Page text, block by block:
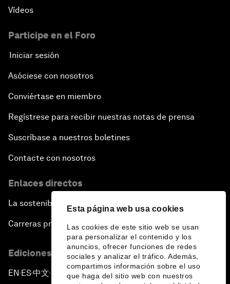
Esta página web usa cookies
Las cookies de este sitio web se usan
para personalizar el contenido y los
anuncios, ofrecer funciones de redes
sociales y analizar el tráfico. Además,
compartimos información sobre el uso
que haga del sitio web con nuestros
Vídeos
Participe en el Foro
Iniciar sesión
Asóciese con nosotros
Conviértase en miembro
Regístrese para recibir nuestras notas de prensa
Suscríbase a nuestros boletines
Contacte con nosotros
Enlaces directos
La sostenibilidad en el Foro
Carreras profesionales
Ediciones en otros idiomas
EN ▪ES▪中文▪ 日本語